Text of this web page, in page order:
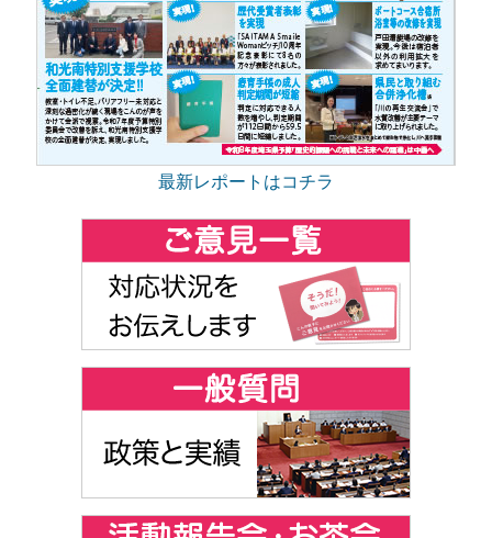
最新レポートはコチラ